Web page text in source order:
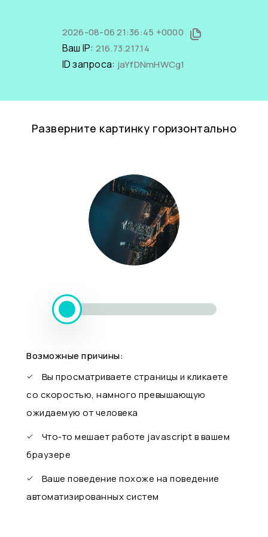
2026-08-06 21:36:45 +0000
Ваш IP: 216.73.217.14
ID запроса: jaYfDNmHWCg1
Разверните картинку горизонтально
Возможные причины:
Вы просматриваете страницы и кликаете
со скоростью, намного превышающую
ожидаемую от человека
Что-то мешает работе javascript в вашем
браузере
Ваше поведение похоже на поведение
автоматизированных систем